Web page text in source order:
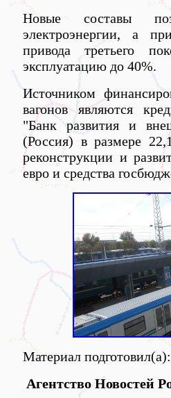
Новые составы
электроэнергии, а
привода третьего
эксплуатацию до 40%.
Источником
вагонов являются
"Банк развития и
(Россия) в размере
реконструкции и
евро и средства
Материал
Агентство Новостей